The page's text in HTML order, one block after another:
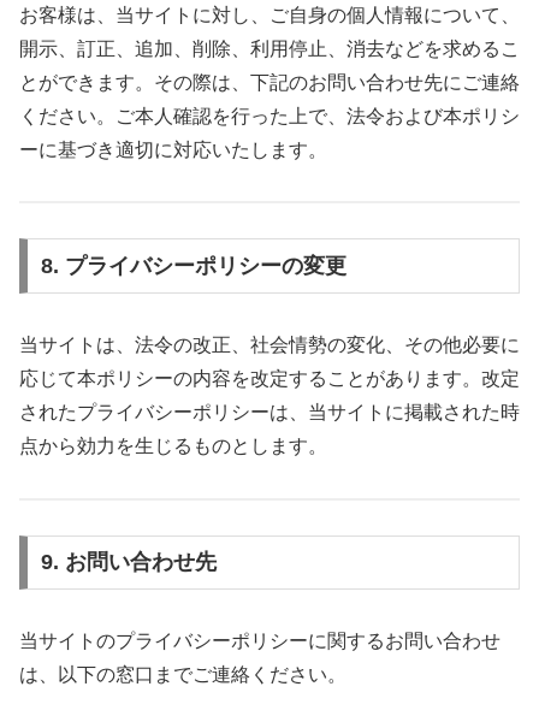
お客様は、当サイトに対し、ご自身の個人情報について、
開示、訂正、追加、削除、利用停止、消去などを求めるこ
とができます。その際は、下記のお問い合わせ先にご連絡
ください。ご本人確認を行った上で、法令および本ポリシ
ーに基づき適切に対応いたします。
8. プライバシーポリシーの変更
当サイトは、法令の改正、社会情勢の変化、その他必要に
応じて本ポリシーの内容を改定することがあります。改定
されたプライバシーポリシーは、当サイトに掲載された時
点から効力を生じるものとします。
9. お問い合わせ先
当サイトのプライバシーポリシーに関するお問い合わせ
は、以下の窓口までご連絡ください。